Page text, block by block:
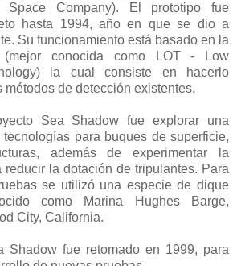
Space Company). El prototipo fue
hasta 1994, año en que se dio a
Su funcionamiento está basado en la
(mejor conocida como LOT - Low
la cual consiste en hacerlo
métodos de detección existentes.
Sea Shadow fue explorar una
para buques de superficie,
además de experimentar la
reducir la dotación de tripulantes. Para
se utilizó una especie de dique
como Marina Hughes Barge,
City, California.
Shadow fue retomado en 1999, para